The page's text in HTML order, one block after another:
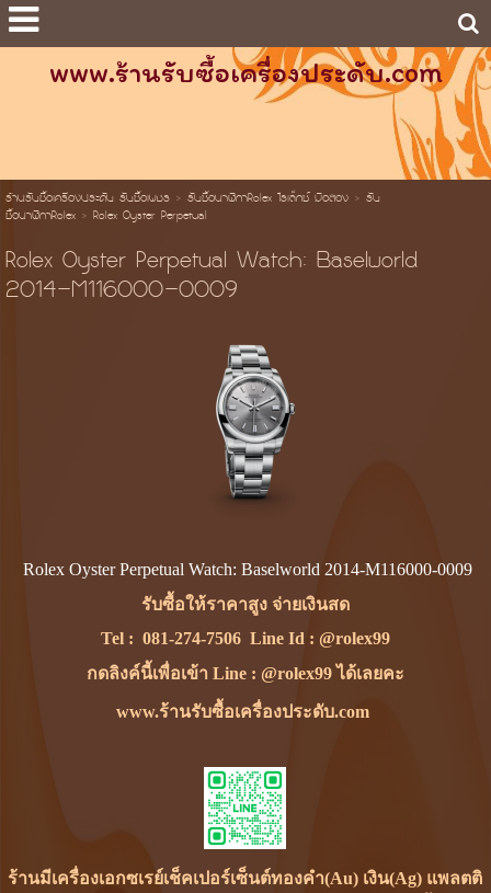
www.ร้านรับซื้อเครื่องประดับ.com
ร้านรับซื้อเครื่องประดับ รับซื้อเพชร> รับซื้อนาฬิกาRolex โรเล็กซ์ มือสอง> รับ
ซื้อนาฬิกาRolex> Rolex Oyster Perpetual
Rolex Oyster Perpetual Watch: Baselworld
2014-M116000-0009
Rolex Oyster Perpetual Watch: Baselworld 2014-M116000-0009
รับซื้อให้ราคาสูง จ่ายเงินสด
Tel : 081-274-7506Line Id : @rolex99
กดลิงค์นี้เพื่อเข้า Line : @rolex99 ได้เลยคะ
www.ร้านรับซื้อเครื่องประดับ.com
ร้านมีเครื่องเอกซเรย์เช็คเปอร์เซ็นต์ทองคำ(Au) เงิน(Ag) แพลตติ